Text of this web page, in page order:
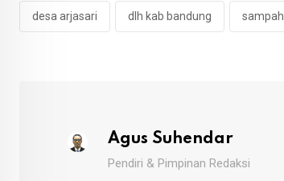
desa arjasari dlh kab bandung sampah
Agus Suhendar
Pendiri & Pimpinan Redaksi